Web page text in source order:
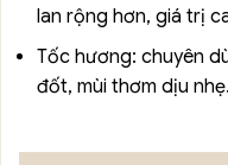
lan rộng hơn, giá trị
Tốc hương: chuyên
đốt, mùi thơm dịu nhẹ.